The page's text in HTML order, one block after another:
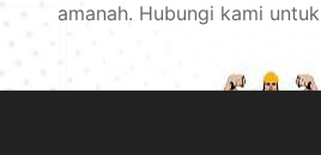
amanah. Hubungi kami